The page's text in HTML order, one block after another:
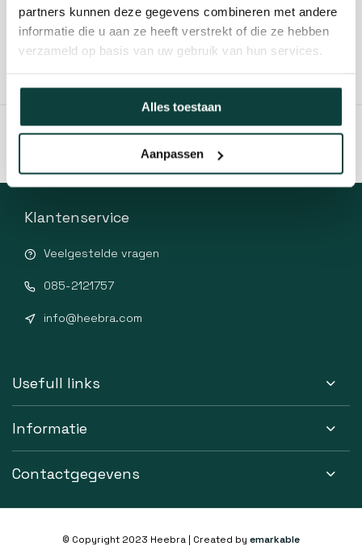
partners kunnen deze gegevens combineren met andere
informatie die u aan ze heeft verstrekt of die ze hebben
verzameld op basis van uw gebruik van hun services.
Alles toestaan
Aanpassen
info@heebra.com
Klantenservice
Veelgestelde vragen
085-2121757
info@heebra.com
Usefull links
Informatie
Contactgegevens
© Copyright 2023 Heebra | Created by emarkable